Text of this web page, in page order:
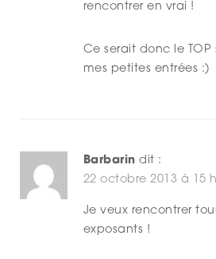
rencontrer en vrai !
Ce serait donc le
mes petites entrées :)
Barbarin dit :
22 octobre 2013 à 15
Je veux rencontrer
exposants !